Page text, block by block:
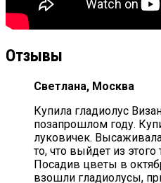
Отзывы
Светлана, Москва
Купила гладиолус
позапрошлом году.
луковичек.
то, что выйдет из
Посадив цветы в
взошли гладиолусы,